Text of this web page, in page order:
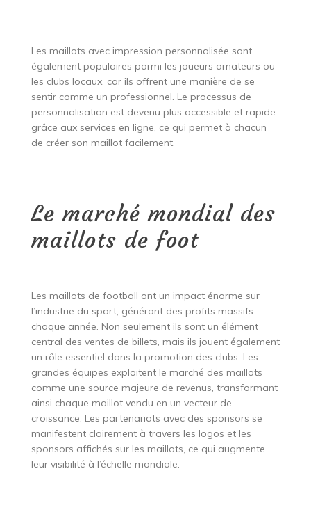
Les maillots avec impression personnalisée sont
également populaires parmi les joueurs amateurs ou
les clubs locaux, car ils offrent une manière de se
sentir comme un professionnel. Le processus de
personnalisation est devenu plus accessible et rapide
grâce aux services en ligne, ce qui permet à chacun
de créer son maillot facilement.
Le marché mondial des
maillots de foot
Les maillots de football ont un impact énorme sur
l’industrie du sport, générant des profits massifs
chaque année. Non seulement ils sont un élément
central des ventes de billets, mais ils jouent également
un rôle essentiel dans la promotion des clubs. Les
grandes équipes exploitent le marché des maillots
comme une source majeure de revenus, transformant
ainsi chaque maillot vendu en un vecteur de
croissance. Les partenariats avec des sponsors se
manifestent clairement à travers les logos et les
sponsors affichés sur les maillots, ce qui augmente
leur visibilité à l’échelle mondiale.